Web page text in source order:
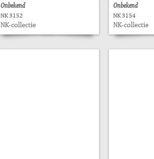
Onbekend
NK 3152
NK-collectie
Onbekend
NK 3154
NK-collectie